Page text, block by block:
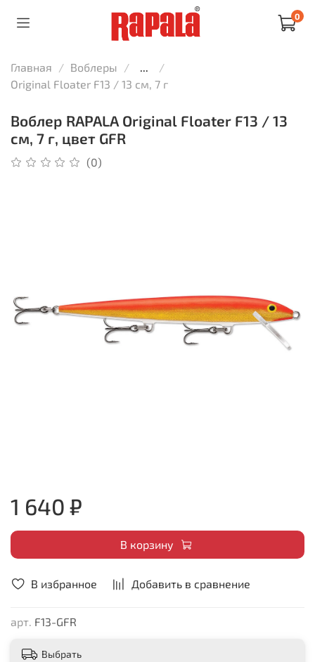
0
Главная Воблеры
...
Original Floater F13 / 13 см, 7 г
Воблер RAPALA Original Floater F13 / 13
см, 7 г, цвет GFR
(0)
В избранное Добавить в сравнение
арт. F13-GFR
1 640 ₽
В корзину
Выбрать